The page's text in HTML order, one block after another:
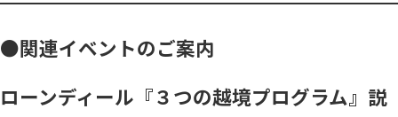
●関連イベントのご案内
ローンディール『３つの越境プログラム』説